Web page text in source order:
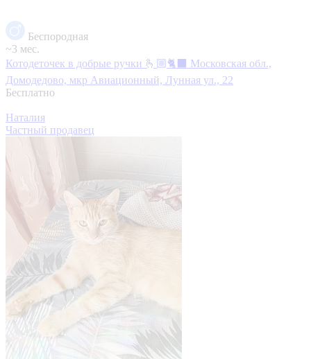
Беспородная
~3 мес.
Котодеточек в добрые ручки 🫰🏼🐈‍⬛ Московская обл.,
Домодедово, мкр Авиационный, Лунная ул., 22
Бесплатно
Наталия
Частный продавец